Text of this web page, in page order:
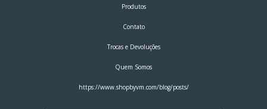
Produtos
Contato
Trocas e Devoluções
Quem Somos
https://www.shopbyvm.com/blog/posts/